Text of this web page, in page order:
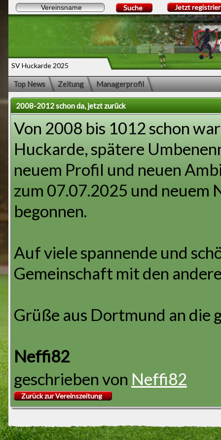
SV Huckarde 2025
Suche Jetzt
Top News Zeitung Managerprofil
2008-2012 schon da, jetzt zurück
Von 2008 bis 1012 schon
Huckarde, spätere
neuem Profil und neuen
zum 07.07.2025 und neuem
begonnen.
Auf viele spannende und
Gemeinschaft mit den
Grüße aus Dortmund an die
Neffi82
geschrieben von Neffi82
Zurück zur Vereinszeitung